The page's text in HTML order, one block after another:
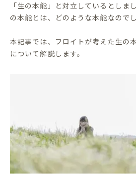
「生の本能」と対立しているとしま
の本能とは、どのような本能なのでし
本記事では、フロイトが考えた生の
について解説します。